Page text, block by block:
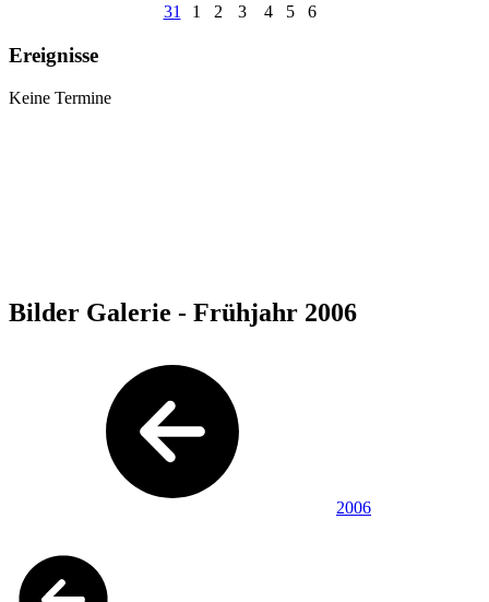
31
1 2 3 4 5 6
Ereignisse
Keine Termine
Bilder Galerie - Frühjahr 2006
2006